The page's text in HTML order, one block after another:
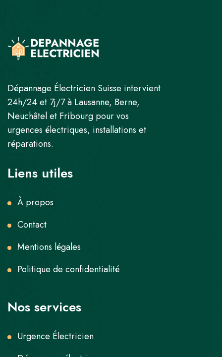
Dépannage Électricien Suisse intervient
24h/24 et 7j/7 à Lausanne, Berne,
Neuchâtel et Fribourg pour vos
urgences électriques, installations et
réparations.
Liens utiles
À propos
Contact
Mentions légales
Politique de confidentialité
Nos services
Urgence Électricien